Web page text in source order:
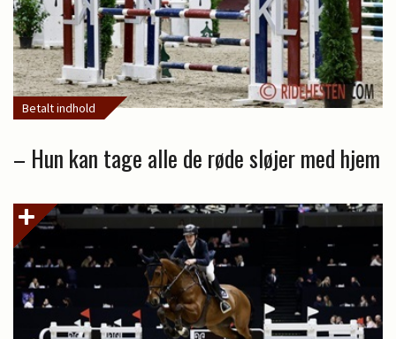
Betalt indhold
– Hun kan tage alle de røde sløjer med hjem